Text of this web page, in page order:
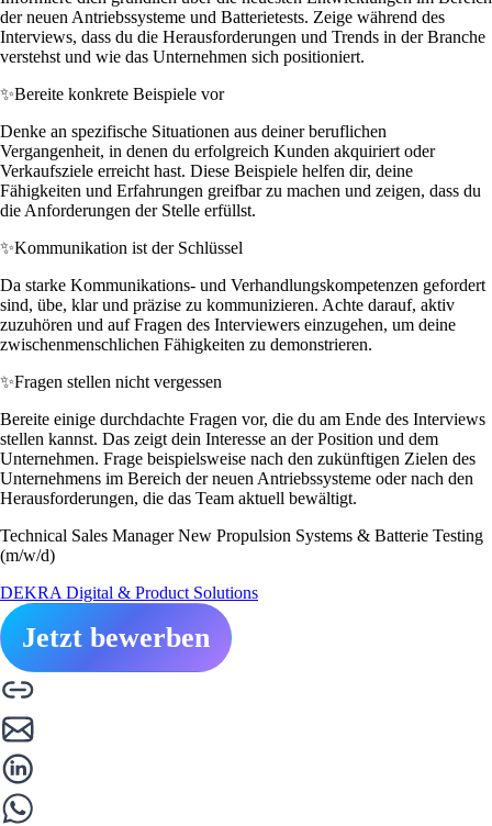
der neuen Antriebssysteme und Batterietests. Zeige während des
Interviews, dass du die Herausforderungen und Trends in der Branche
verstehst und wie das Unternehmen sich positioniert.
✨Bereite konkrete Beispiele vor
Denke an spezifische Situationen aus deiner beruflichen
Vergangenheit, in denen du erfolgreich Kunden akquiriert oder
Verkaufsziele erreicht hast. Diese Beispiele helfen dir, deine
Fähigkeiten und Erfahrungen greifbar zu machen und zeigen, dass du
die Anforderungen der Stelle erfüllst.
✨Kommunikation ist der Schlüssel
Da starke Kommunikations- und Verhandlungskompetenzen gefordert
sind, übe, klar und präzise zu kommunizieren. Achte darauf, aktiv
zuzuhören und auf Fragen des Interviewers einzugehen, um deine
zwischenmenschlichen Fähigkeiten zu demonstrieren.
✨Fragen stellen nicht vergessen
Bereite einige durchdachte Fragen vor, die du am Ende des Interviews
stellen kannst. Das zeigt dein Interesse an der Position und dem
Unternehmen. Frage beispielsweise nach den zukünftigen Zielen des
Unternehmens im Bereich der neuen Antriebssysteme oder nach den
Herausforderungen, die das Team aktuell bewältigt.
Technical Sales Manager New Propulsion Systems & Batterie Testing
(m/w/d)
DEKRA Digital & Product Solutions
Jetzt bewerben